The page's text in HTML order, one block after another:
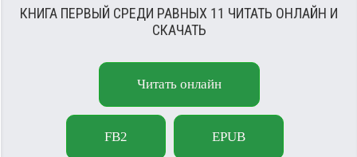
КНИГА ПЕРВЫЙ СРЕДИ РАВНЫХ 11 ЧИТАТЬ ОНЛАЙН И
СКАЧАТЬ
Читать онлайн
FB2 EPUB